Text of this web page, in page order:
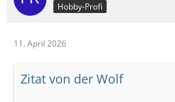
Hobby-Profi
11. April 2026
Zitat von der Wolf